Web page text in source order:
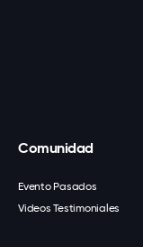
Comunidad
Evento Pasados
Videos Testimoniales